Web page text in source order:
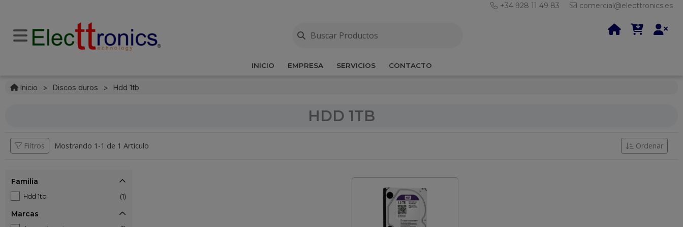
+34 928 11 49 83 comercial@electtronics.es
INICIO EMPRESA SERVICIOS CONTACTO
Inicio > Discos duros > Hdd 1tb
HDD 1TB
Filtros Mostrando 1-1 de 1 Articulo Ordenar
Familia
Hdd 1tb (1)
Marcas